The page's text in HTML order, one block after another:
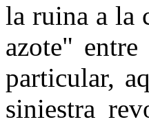
la ruina a la
azote"
particular,
siniestra